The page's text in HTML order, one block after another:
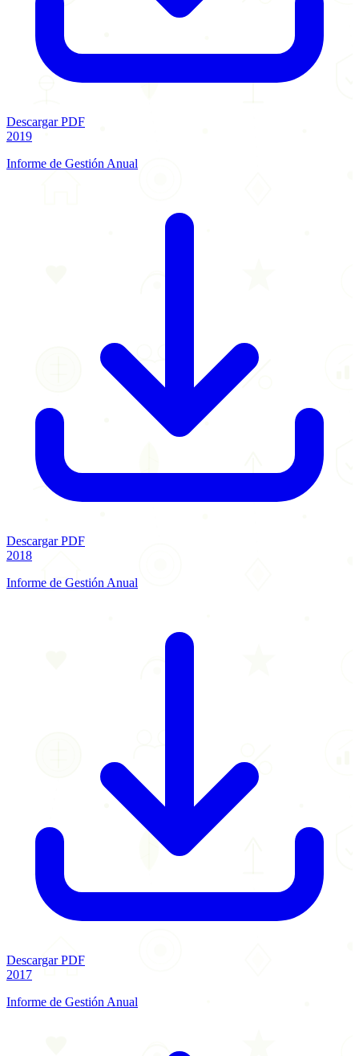
Descargar PDF
2019
Informe de Gestión Anual
Descargar PDF
2018
Informe de Gestión Anual
Descargar PDF
2017
Informe de Gestión Anual